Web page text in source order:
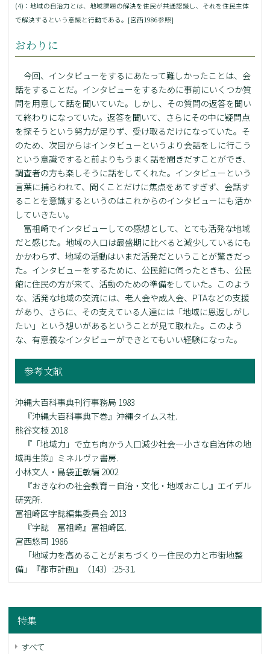
(4)：地域の自治力とは、地域課題の解決を住民が共通認識し、それを住民主体
で解決するという意識と行動である。[宮西1986参照]
おわりに
今回、インタビューをするにあたって難しかったことは、会
話をすることだ。インタビューをするために事前にいくつか質
問を用意して話を聞いていた。しかし、その質問の返答を聞い
て終わりになっていた。返答を聞いて、さらにその中に疑問点
を探そうという努力が足りず、受け取るだけになっていた。そ
のため、次回からはインタビューというより会話をしに行こう
という意識ですると前よりもうまく話を聞きだすことができ、
調査者の方も楽しそうに話をしてくれた。インタビューという
言葉に捕らわれて、聞くことだけに焦点をあてすぎず、会話す
ることを意識するというのはこれからのインタビューにも活か
していきたい。
冨祖崎でインタビューしての感想として、とても活発な地域
だと感じた。地域の人口は最盛期に比べると減少しているにも
かかわらず、地域の活動はいまだ活発だということが驚きだっ
た。インタビューをするために、公民館に伺ったときも、公民
館に住民の方が来て、活動のための準備をしていた。このよう
な、活発な地域の交流には、老人会や成人会、PTAなどの支援
があり、さらに、その支えている人達には「地域に恩返しがし
たい」という想いがあるということが見て取れた。このよう
な、有意義なインタビューができとてもいい経験になった。
参考文献
沖縄大百科事典刊行事務局 1983
『沖縄大百科事典下巻』沖縄タイムス社.
熊谷文枝 2018
『「地域力」で立ち向かう人口減少社会―小さな自治体の地
域再生策』ミネルヴァ書房.
小林文人・島袋正敏編 2002
『おきなわの社会教育－自治・文化・地域おこし』エイデル
研究所.
冨祖崎区字誌編集委員会 2013
『字誌 冨祖崎』冨祖崎区.
宮西悠司 1986
「地域力を高めることがまちづくり―住民の力と市街地整
備」『都市計画』（143）:25-31.
特集
すべて